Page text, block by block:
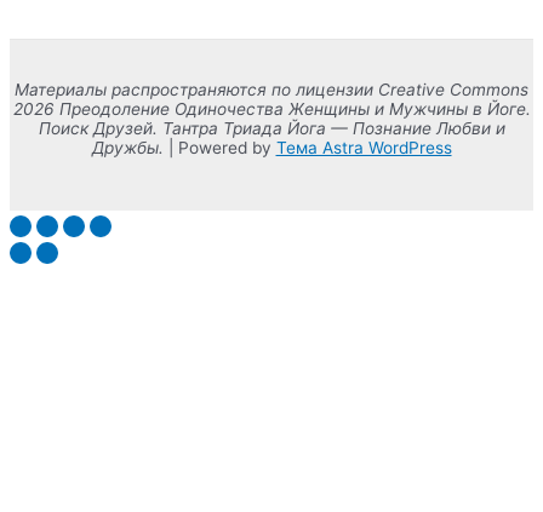
Материалы распространяются по лицензии Creative Commons
2026 Преодоление Одиночества Женщины и Мужчины в Йоге.
Поиск Друзей. Тантра Триада Йога — Познание Любви и
Дружбы. | Powered by Тема Astra WordPress